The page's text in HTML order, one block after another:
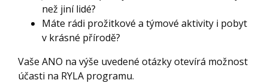
než jiní lidé?
Máte rádi prožitkové a týmové aktivity i pobyt
v krásné přírodě?
Vaše ANO na výše uvedené otázky otevírá možnost
účasti na RYLA programu.